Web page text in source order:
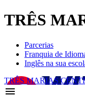
TRÊS
Parcerias
Franquia de
Inglês na sua
TRÊS MARIAS
menu